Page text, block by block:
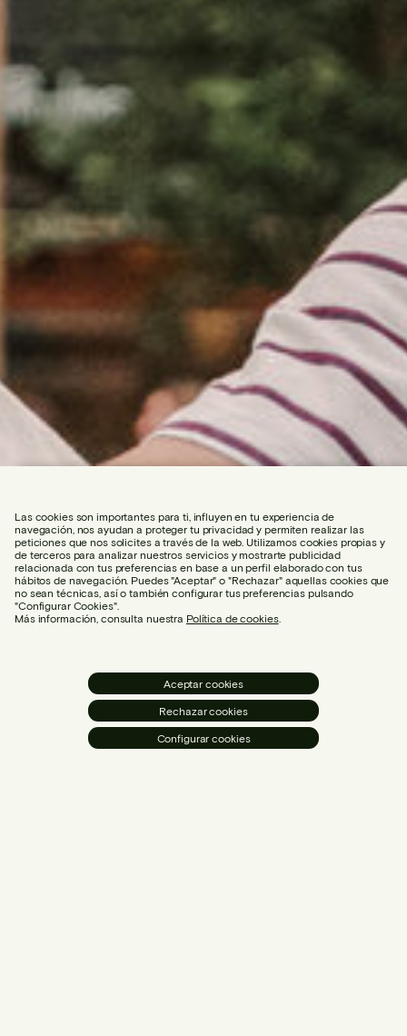
Las cookies son importantes para ti, influyen en tu experiencia de
navegación, nos ayudan a proteger tu privacidad y permiten realizar las
peticiones que nos solicites a través de la web. Utilizamos cookies propias y
de terceros para analizar nuestros servicios y mostrarte publicidad
relacionada con tus preferencias en base a un perfil elaborado con tus
hábitos de navegación. Puedes "Aceptar" o "Rechazar" aquellas cookies que
no sean técnicas, así o también configurar tus preferencias pulsando
"Configurar Cookies".
Más información, consulta nuestra Política de cookies.
Aceptar cookies
Rechazar cookies
Configurar cookies